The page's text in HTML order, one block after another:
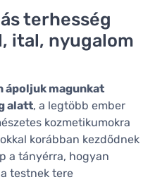
terhesség
ital, nyugalom
ápoljuk magunkat
alatt, a legtöbb ember
kozmetikumokra
korábban kezdődnek
a tányérra, hogyan
testnek tere